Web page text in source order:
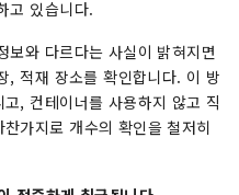
고 있습니다.
보와 다르다는 사실이 밝혀지면
, 적재 장소를 확인합니다. 이 방
, 컨테이너를 사용하지 않고 직
가지로 개수의 확인을 철저히